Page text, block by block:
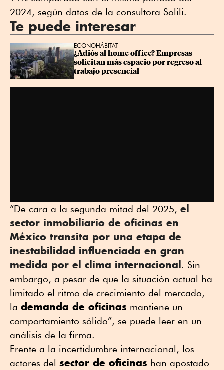
2024, según datos de la consultora Solili.
Te puede interesar
ECONOHÁBITAT
¿Adiós al home office? Empresas
solicitan más espacio por regreso al
trabajo presencial
“De cara a la segunda mitad del 2025, el
sector inmobiliario de oficinas en
México transita por una etapa de
inestabilidad influenciada en gran
medida por el clima internacional . Sin
embargo, a pesar de que la situación actual ha
limitado el ritmo de crecimiento del mercado,
la demanda de oficinas mantiene un
comportamiento sólido”, se puede leer en un
análisis de la firma.
Frente a la incertidumbre internacional, los
actores del sector de oficinas han apostado